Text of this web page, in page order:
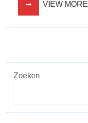
VIEW MORE
Zoeken